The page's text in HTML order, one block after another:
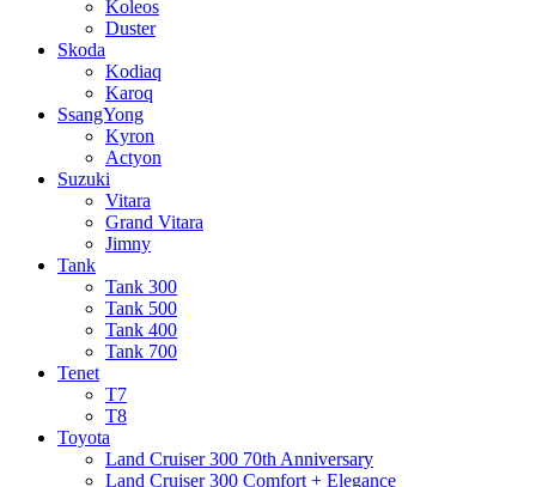
Koleos
Duster
Skoda
Kodiaq
Karoq
SsangYong
Kyron
Actyon
Suzuki
Vitara
Grand Vitara
Jimny
Tank
Tank 300
Tank 500
Tank 400
Tank 700
Tenet
T7
T8
Toyota
Land Cruiser 300 70th Anniversary
Land Cruiser 300 Comfort + Elegance